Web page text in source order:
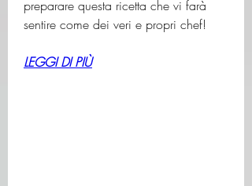
preparare questa ricetta che vi farà
sentire come dei veri e propri chef!
LEGGI DI PIÙ